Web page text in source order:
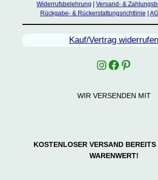
Widerrufsbelehrung
Versand- &
Rückgabe- & Rückerstattungsrichtlinie
Kauf/Vertrag widerrufen
Instagram
Facebook
WIR VERSENDEN MIT
KOSTENLOSER VERSAND
WARENWERT!